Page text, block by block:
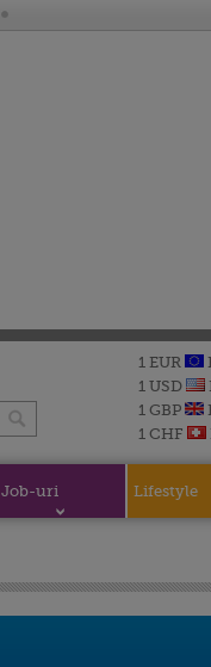
1 EUR
1 USD
1 GBP
1 CHF
Job-uri Lifestyle